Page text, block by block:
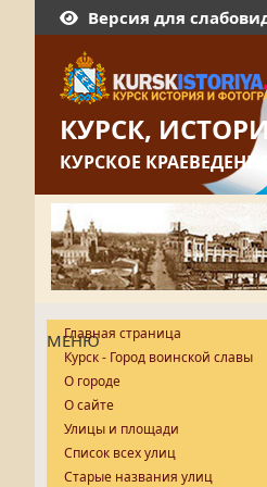
Версия для
КУРСК,
КУРСКОЕ КРАЕВЕДЕНИЕ
МЕНЮ
Главная страница
Курск - Город воинской славы
О городе
О сайте
Улицы и площади
Список всех улиц
Старые названия улиц